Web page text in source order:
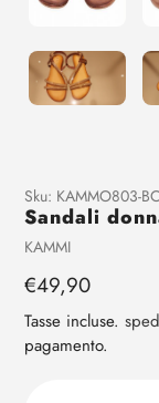
Aggiunta
di
prodotto
tuo
carrello
Sku: KAMMO803-
Sandali
Venditrice
KAMMI
Prezzo
regolare
€49,90
Tasse incluse.
pagamento.